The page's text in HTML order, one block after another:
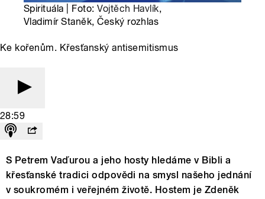
Spirituála | Foto:Vojtěch Havlík,
Vladimír Staněk, Český rozhlas
Ke kořenům. Křesťanský antisemitismus
28:59
S Petrem Vaďurou a jeho hosty hledáme v Bibli a
křesťanské tradici odpovědi na smysl našeho jednání
v soukromém i veřejném životě. Hostem je Zdeněk